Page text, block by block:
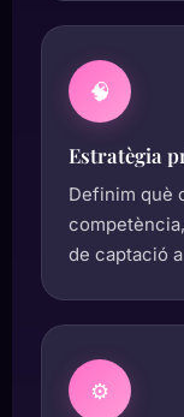
🧠
Estratègia
Definim què
de captació
⚙️